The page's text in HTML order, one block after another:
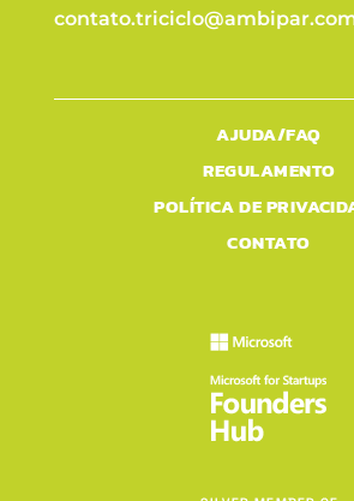
AJUDA/FAQ
REGULAMENTO
POLÍTICA DE
CONTATO